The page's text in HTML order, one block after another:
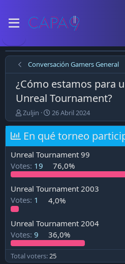
Conversación Gamers General
¿Cómo estamos para
Unreal Tournament?
E
m
p
e
z
ó
e
l
t
e
m
Zuljin
F
e
c
h
a
d
e
p
u
b
l
c
a
c
i
ó
26 Abril 2024
En qué torneo
Unreal Tournament 99
Votes: 19 76,0%
Unreal Tournament 2003
Votes: 1 4,0%
Unreal Tournament 2004
Votes: 9 36,0%
Total voters 25